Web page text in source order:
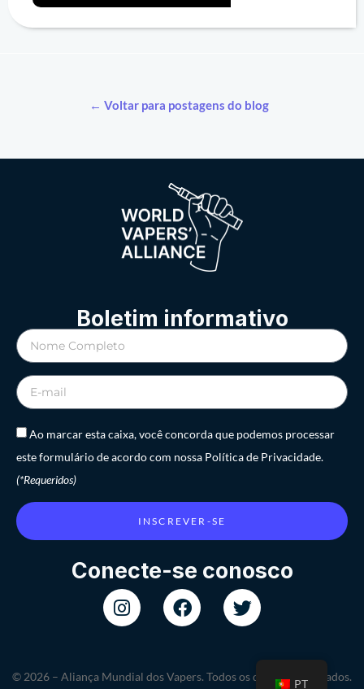
← Voltar para postagens do blog
Boletim informativo
Ao marcar esta caixa, você concorda que podemos processar
este formulário de acordo com nossa Política de Privacidade.
(*Requeridos)
INSCREVER-SE
Conecte-se conosco
© 2026 – Aliança Mundial dos Vapers. Todos os direitos reservados.
PT